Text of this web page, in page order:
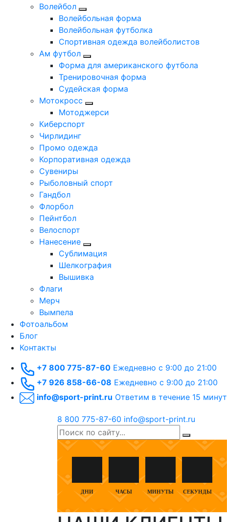
Волейбол
Волейбольная форма
Волейбольная футболка
Спортивная одежда волейболистов
Ам футбол
Форма для американского футбола
Тренировочная форма
Судейская форма
Мотокросс
Мотоджерси
Киберспорт
Чирлидинг
Промо одежда
Корпоративная одежда
Сувениры
Рыболовный спорт
Гандбол
Флорбол
Пейнтбол
Велоспорт
Нанесение
Сублимация
Шелкография
Вышивка
Флаги
Мерч
Вымпела
Фотоальбом
Блог
Контакты
+7 800 775-87-60 Ежедневно с 9:00 до 21:00
+7 926 858-66-08 Ежедневно с 9:00 до 21:00
info@sport-print.ru Ответим в течение 15 минут
8 800 775-87-60 info@sport-print.ru
ДНИ ЧАСЫ МИНУТЫ СЕКУНДЫ